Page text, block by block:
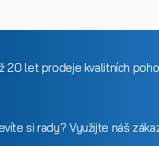
20 let prodeje kvalitních
si rady? Využijte náš